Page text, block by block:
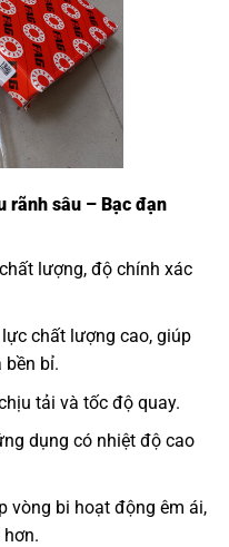
rãnh sâu – Bạc đạn
lượng, độ chính xác
chất lượng cao, giúp
bỉ.
tải và tốc độ quay.
dụng có nhiệt độ cao
vòng bi hoạt động êm ái,